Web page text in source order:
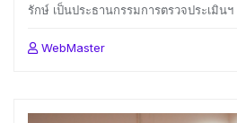
รักษ์ เป็นประธานกรรมการตรวจประเมินฯ
WebMaster